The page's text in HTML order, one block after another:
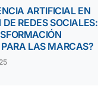
ARTIFICIAL EN
REDES SOCIALES:
LAS MARCAS?